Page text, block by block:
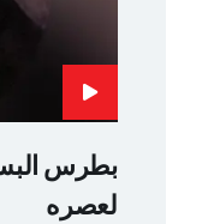
بطرس
لعصره